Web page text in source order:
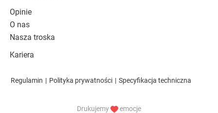
Opinie
O nas
Nasza troska
Kariera
Regulamin | Polityka prywatności | Specyfikacja techniczna
Drukujemy emocje